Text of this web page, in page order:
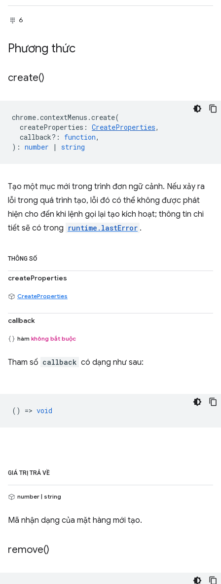
6
Phương thức
create()
chrome.contextMenus .create(
createProperties : CreateProperties,
callback? : function,
) : number | string
Tạo một mục mới trong trình đơn ngữ cảnh. Nếu xảy ra
lỗi trong quá trình tạo, lỗi đó có thể không được phát
hiện cho đến khi lệnh gọi lại tạo kích hoạt; thông tin chi
tiết sẽ có trong runtime.lastError .
THÔNG SỐ
createProperties
CreateProperties
callback
hàm không bắt buộc
Tham số callback có dạng như sau:
() => void
GIÁ TRỊ TRẢ VỀ
number | string
Mã nhận dạng của mặt hàng mới tạo.
remove()